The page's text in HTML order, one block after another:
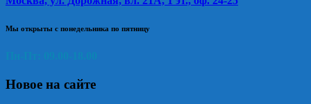
Мы открыты с понедельника по пятницу
Новое на сайте